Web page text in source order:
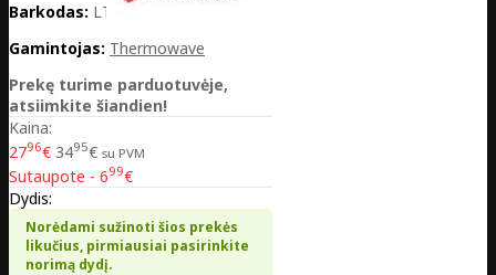
Barkodas: LT26-12PROG712-990
Gamintojas: Thermowave
Prekę turime parduotuvėje,
atsiimkite šiandien!
Kaina:
2796€ 3495€ su PVM
Sutaupote - 699€
Dydis:
Norėdami sužinoti šios prekės
likučius, pirmiausiai pasirinkite
norimą dydį.